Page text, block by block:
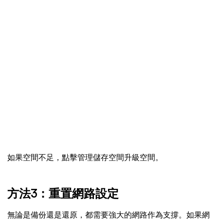
如果空間不足，點擊管理儲存空間升級空間。
方法3：重置網路設定
無論是備份還是還原，都需要強大的網路作為支撐。如果網